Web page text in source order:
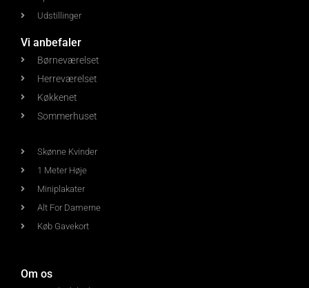
Udstillinger
Vi anbefaler
Børneværelset
Herreværelset
Køkkenet
Sommerhuset
Skønne Kvinder
1 Meter Høje
Miniplakater
Alt For Damerne
Køb Gavekort
Om os